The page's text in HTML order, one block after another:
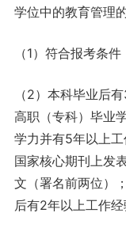
学位中的教育管理
（1）符合报考条
（2）本科毕业后
高职（专科）毕业
学力并有5年以上
国家核心期刊上发
文（署名前两位）
后有2年以上工作经